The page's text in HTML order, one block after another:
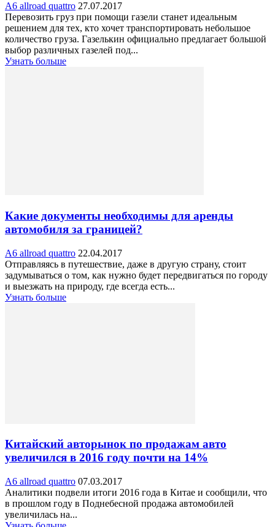
A6 allroad quattro 27.07.2017
Перевозить груз при помощи газели станет идеальным
решением для тех, кто хочет транспортировать небольшое
количество груза. Газелькин официально предлагает большой
выбор различных газелей под...
Узнать больше
Какие документы необходимы для аренды
автомобиля за границей?
A6 allroad quattro 22.04.2017
Отправляясь в путешествие, даже в другую страну, стоит
задумываться о том, как нужно будет передвигаться по городу
и выезжать на природу, где всегда есть...
Узнать больше
Китайский авторынок по продажам авто
увеличился в 2016 году почти на 14%
A6 allroad quattro 07.03.2017
Аналитики подвели итоги 2016 года в Китае и сообщили, что
в прошлом году в Поднебесной продажа автомобилей
увеличилась на...